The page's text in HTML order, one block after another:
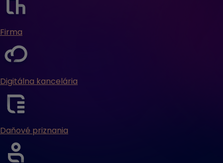
Firma
Digitálna kancelária
Daňové priznania